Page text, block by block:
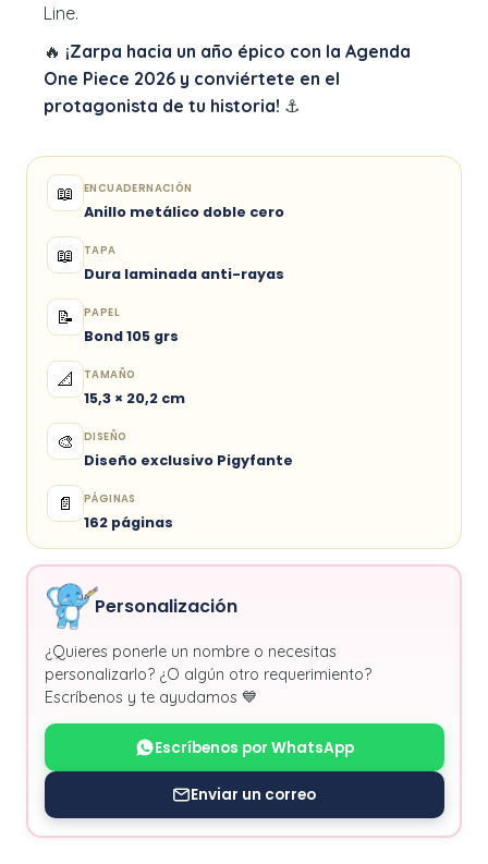
Line.
🔥 ¡Zarpa hacia un año épico con la Agenda
One Piece 2026 y conviértete en el
protagonista de tu historia! ⚓
📖 ENCUADERNACIÓN
Anillo metálico doble cero
📖 TAPA
Dura laminada anti-rayas
📝 PAPEL
Bond 105 grs
📐 TAMAÑO
15,3 × 20,2 cm
🎨 DISEÑO
Diseño exclusivo Pigyfante
📄 PÁGINAS
162 páginas
Personalización
¿Quieres ponerle un nombre o necesitas
personalizarlo? ¿O algún otro requerimiento?
Escríbenos y te ayudamos 💙
Escríbenos por WhatsApp
Enviar un correo